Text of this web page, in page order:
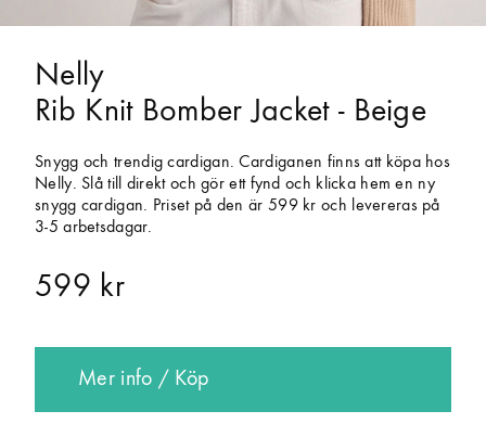
Nelly
Rib Knit Bomber Jacket - Beige
Snygg och trendig cardigan. Cardiganen finns att köpa hos
Nelly. Slå till direkt och gör ett fynd och klicka hem en ny
snygg cardigan. Priset på den är 599 kr och levereras på
3-5 arbetsdagar.
599 kr
Mer info / Köp